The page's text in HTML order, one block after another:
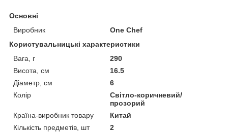
Основні
Виробник
One Chef
Користувальницькі характеристики
Вага, г
290
Висота, см
16.5
Діаметр, см
6
Колір
Світло-коричневий/
прозорий
Країна-виробник товару
Китай
Кількість предметів, шт
2